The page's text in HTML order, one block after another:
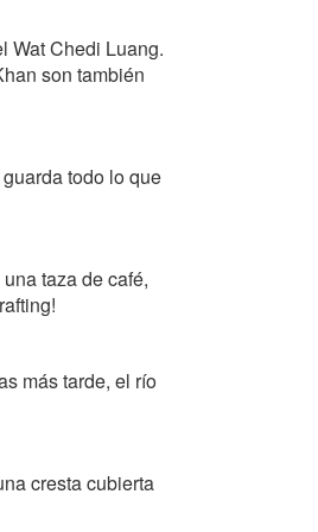
Wat Chedi Luang.
son también
todo lo que
taza de café,
más tarde, el río
cresta cubierta